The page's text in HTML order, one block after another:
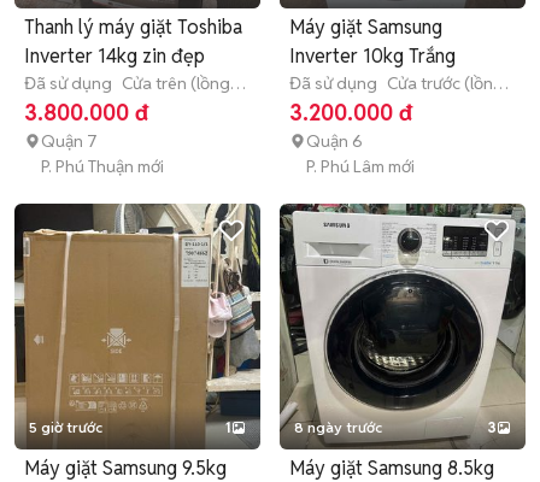
Thanh lý máy giặt Toshiba
Inverter 14kg zin đẹp
Đã sử dụng Cửa trên (lồng
đứng) > 10 kg
3.800.000 đ
Quận 7
P. Phú Thuận mới
Máy giặt Samsung
Inverter 10kg Trắng
Đã sử dụng Cửa trước (lồng
ngang) > 10 kg
3.200.000 đ
Quận 6
P. Phú Lâm mới
5 giờ trước 1
Máy giặt Samsung 9.5kg
8 ngày trước 3
Máy giặt Samsung 8.5kg